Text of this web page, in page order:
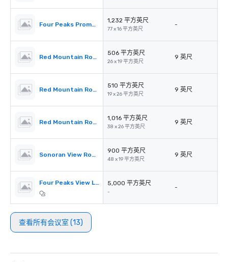
Four Peaks Promenade (Pre-Function)
1,232 平方英尺
77 x 16 平方英尺
-
Red Mountain Room A
506 平方英尺
26 x 19 平方英尺
9 英尺
Red Mountain Room B
510 平方英尺
19 x 26 平方英尺
9 英尺
Red Mountain Room AB
1,016 平方英尺
38 x 26 平方英尺
9 英尺
Sonoran View Room
900 平方英尺
48 x 19 平方英尺
9 英尺
Four Peaks View Lawn 5,000 平方英尺
-
-
查看所有会议室 (13)